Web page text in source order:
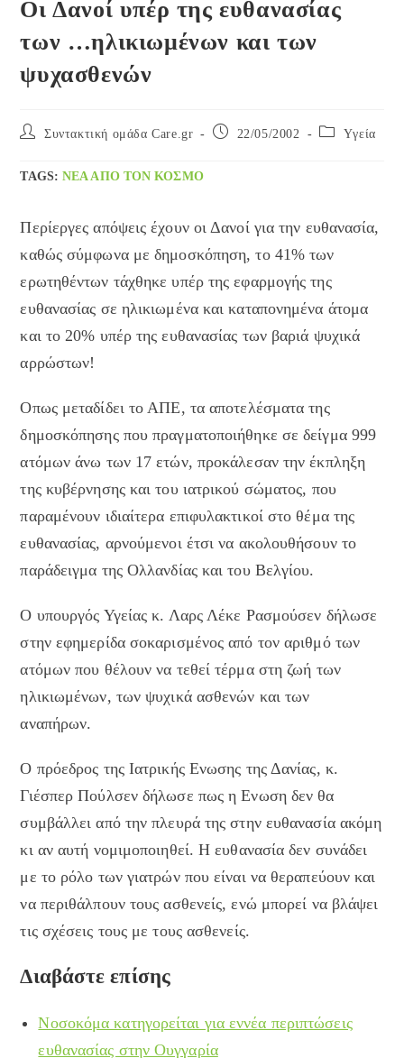
Οι Δανοί υπέρ της ευθανασίας
των …ηλικιωμένων και των
ψυχασθενών
Post Συντακτική ομάδα Care.gr
Post
22/05/2002
Post Yγεία
TAGS:ΝΈΑ ΑΠΌ ΤΟΝ ΚΌΣΜΟ
Περίεργες απόψεις έχουν οι Δανοί για την ευθανασία,
καθώς σύμφωνα με δημοσκόπηση, το 41% των
ερωτηθέντων τάχθηκε υπέρ της εφαρμογής της
ευθανασίας σε ηλικιωμένα και καταπονημένα άτομα
και το 20% υπέρ της ευθανασίας των βαριά ψυχικά
αρρώστων!
Οπως μεταδίδει το ΑΠΕ, τα αποτελέσματα της
δημοσκόπησης που πραγματοποιήθηκε σε δείγμα 999
ατόμων άνω των 17 ετών, προκάλεσαν την έκπληξη
της κυβέρνησης και του ιατρικού σώματος, που
παραμένουν ιδιαίτερα επιφυλακτικοί στο θέμα της
ευθανασίας, αρνούμενοι έτσι να ακολουθήσουν το
παράδειγμα της Ολλανδίας και του Βελγίου.
Ο υπουργός Υγείας κ. Λαρς Λέκε Ρασμούσεν δήλωσε
στην εφημερίδα σοκαρισμένος από τον αριθμό των
ατόμων που θέλουν να τεθεί τέρμα στη ζωή των
ηλικιωμένων, των ψυχικά ασθενών και των
αναπήρων.
Ο πρόεδρος της Ιατρικής Ενωσης της Δανίας, κ.
Γιέσπερ Πούλσεν δήλωσε πως η Ενωση δεν θα
συμβάλλει από την πλευρά της στην ευθανασία ακόμη
κι αν αυτή νομιμοποιηθεί. Η ευθανασία δεν συνάδει
με το ρόλο των γιατρών που είναι να θεραπεύουν και
να περιθάλπουν τους ασθενείς, ενώ μπορεί να βλάψει
τις σχέσεις τους με τους ασθενείς.
Διαβάστε επίσης
Νοσοκόμα κατηγορείται για εννέα περιπτώσεις
ευθανασίας στην Ουγγαρία